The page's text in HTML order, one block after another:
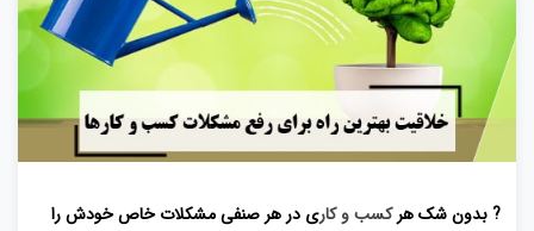
? بدون شک هرکسب و کاری در هر صنفی مشکلات خاص خودش را